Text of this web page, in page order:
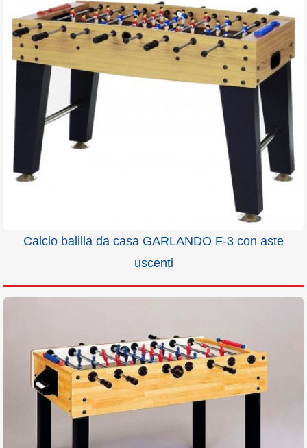
Calcio balilla da casa GARLANDO F-3 con aste
uscenti